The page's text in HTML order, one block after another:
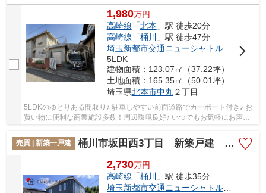
1,980万円
高崎線 「北本 」駅 徒歩20分
高崎線 「桶川
」駅 徒歩47分
埼玉新都市交通ニューシャトル
「 内宿
5LDK
建物面積：123.07㎡（37.22坪）
土地面積：165.35㎡（50.01坪）
埼玉県北本市中丸２丁目
5LDKのゆとりある間取り♪ 駐車しやすい前面道路でカーポート付き♪ お
買い物に便利な商業施設多数！周辺環境良好♪ いつでもお気軽にお声が
売買 | 新築一戸建
桶川市坂田西3丁目 新築戸建 全1棟 1号棟
2,730万円
高崎線 「桶川
」駅 徒歩35分
埼玉新都市交通ニューシャトル
「